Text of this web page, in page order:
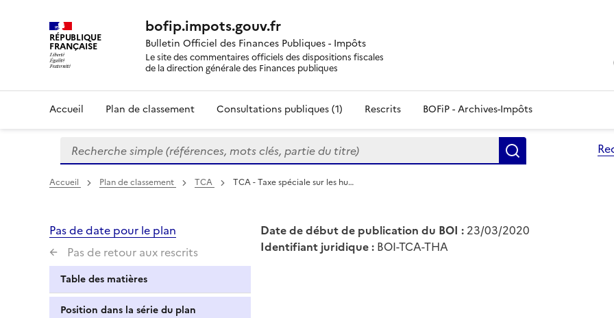
RÉPUBLIQUE
FRANÇAISE
bofip.impots.gouv.fr
Bulletin Officiel des Finances Publiques - Impôts
Le site des commentaires officiels des dispositions fiscales
de la direction générale des Finances publiques
Accueil Plan de classement Consultations publiques (1) Rescrits BOFiP - Archives-Impôts
Formulaire
de
recherche
Recherche simple (références, mots clés, partie du titre)
Accueil Plan de classement TCA TCA - Taxe spéciale sur les hu…
Pas de date pour le plan
Pas de retour aux rescrits
Table des matières
Position dans la série du plan
Date de début de publication du BOI : 23/03/2020
Identifiant juridique : BOI-TCA-THA